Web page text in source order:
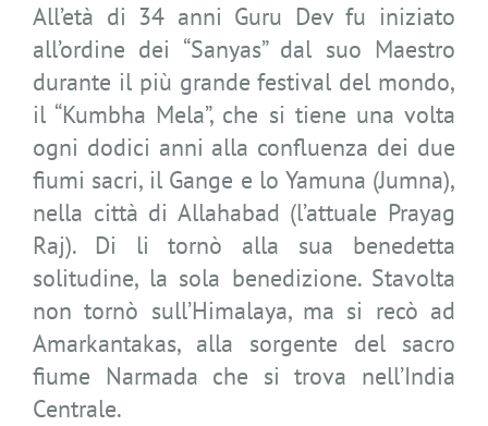
All’età di 34 anni Guru Dev fu iniziato
all’ordine dei “Sanyas” dal suo Maestro
durante il più grande festival del mondo,
il “Kumbha Mela”, che si tiene una volta
ogni dodici anni alla confluenza dei due
fiumi sacri, il Gange e lo Yamuna (Jumna),
nella città di Allahabad (l’attuale Prayag
Raj). Di li tornò alla sua benedetta
solitudine, la sola benedizione. Stavolta
non tornò sull’Himalaya, ma si recò ad
Amarkantakas, alla sorgente del sacro
fiume Narmada che si trova nell’India
Centrale.